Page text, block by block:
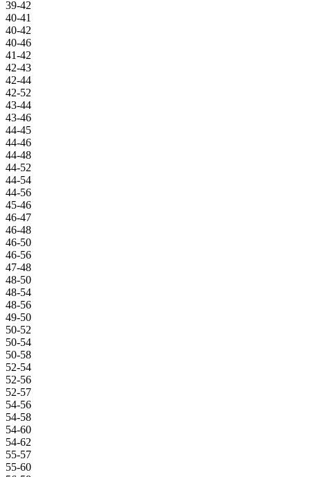
39-42
40-41
40-42
40-46
41-42
42-43
42-44
42-52
43-44
43-46
44-45
44-46
44-48
44-52
44-54
44-56
45-46
46-47
46-48
46-50
46-56
47-48
48-50
48-54
48-56
49-50
50-52
50-54
50-58
52-54
52-56
52-57
54-56
54-58
54-60
54-62
55-57
55-60